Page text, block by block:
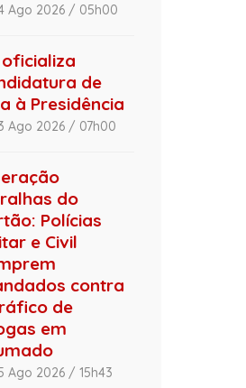
Ago 2026 / 05h00
oficializa
de
à Presidência
Ago 2026 / 07h00
do
Polícias
e Civil
contra
de
em
Ago 2026 / 15h43